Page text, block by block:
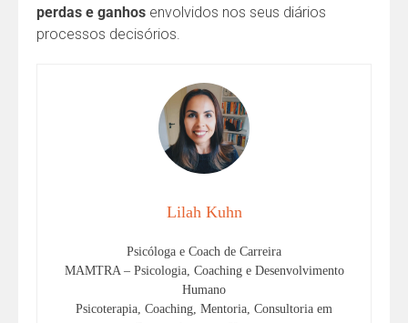
perdas e ganhos envolvidos nos seus diários
processos decisórios.
Lilah Kuhn
Psicóloga e Coach de Carreira
MAMTRA – Psicologia, Coaching e Desenvolvimento
Humano
Psicoterapia, Coaching, Mentoria, Consultoria em